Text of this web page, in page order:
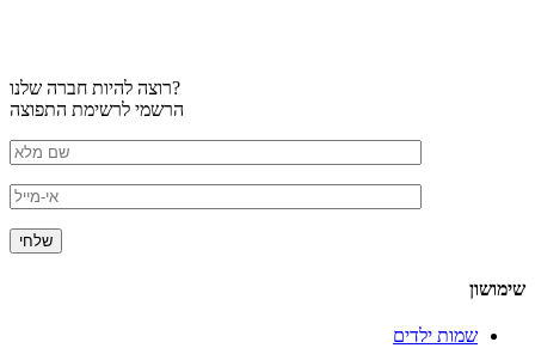
רוצה להיות חברה שלנו?
הרשמי לרשימת התפוצה
שימושון
שמות ילדים